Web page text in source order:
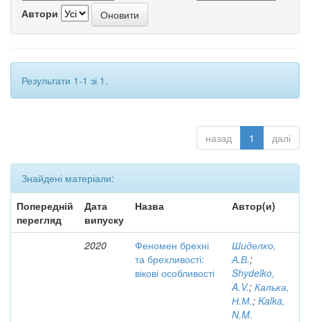
Автори
Результати 1-1 зі 1.
назад 1 далі
Знайдені матеріали:
Попередній
перегляд
Дата
випуску
Назва Автор(и)
2020
Феномен брехні
та брехливості:
вікові особливості
Шиделко,
А.В.;
Shydelko,
A.V.; Калька,
Н.М.; Kalka,
N.M.